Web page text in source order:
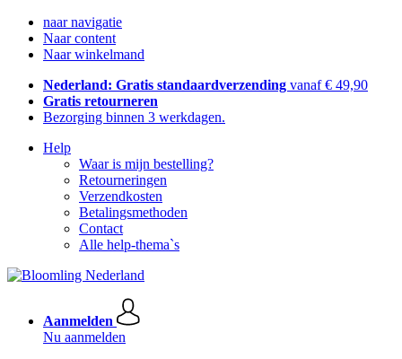
naar navigatie
Naar content
Naar winkelmand
Nederland: Gratis standaardverzending vanaf € 49,90
Gratis retourneren
Bezorging binnen 3 werkdagen.
Help
Waar is mijn bestelling?
Retourneringen
Verzendkosten
Betalingsmethoden
Contact
Alle help-thema`s
Aanmelden
Nu aanmelden